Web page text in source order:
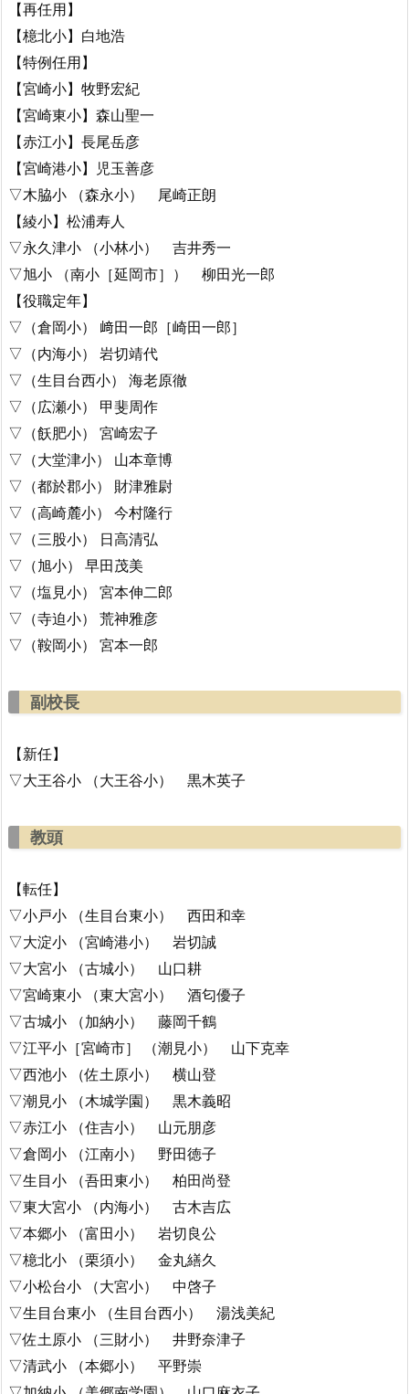
【再任用】
【檍北小】白地浩
【特例任用】
【宮崎小】牧野宏紀
【宮崎東小】森山聖一
【赤江小】長尾岳彦
【宮崎港小】児玉善彦
▽木脇小 （森永小） 尾崎正朗
【綾小】松浦寿人
▽永久津小 （小林小） 吉井秀一
▽旭小 （南小［延岡市］） 柳田光一郎
【役職定年】
▽（倉岡小） 﨑田一郎［崎田一郎］
▽（内海小） 岩切靖代
▽（生目台西小） 海老原徹
▽（広瀬小） 甲斐周作
▽（飫肥小） 宮崎宏子
▽（大堂津小） 山本章博
▽（都於郡小） 財津雅尉
▽（高崎麓小） 今村隆行
▽（三股小） 日高清弘
▽（旭小） 早田茂美
▽（塩見小） 宮本伸二郎
▽（寺迫小） 荒神雅彦
▽（鞍岡小） 宮本一郎
副校長
【新任】
▽大王谷小 （大王谷小） 黒木英子
教頭
【転任】
▽小戸小 （生目台東小） 西田和幸
▽大淀小 （宮崎港小） 岩切誠
▽大宮小 （古城小） 山口耕
▽宮崎東小 （東大宮小） 酒匂優子
▽古城小 （加納小） 藤岡千鶴
▽江平小［宮崎市］ （潮見小） 山下克幸
▽西池小 （佐土原小） 横山登
▽潮見小 （木城学園） 黒木義昭
▽赤江小 （住吉小） 山元朋彦
▽倉岡小 （江南小） 野田徳子
▽生目小 （吾田東小） 柏田尚登
▽東大宮小 （内海小） 古木吉広
▽本郷小 （富田小） 岩切良公
▽檍北小 （栗須小） 金丸繕久
▽小松台小 （大宮小） 中啓子
▽生目台東小 （生目台西小） 湯浅美紀
▽佐土原小 （三財小） 井野奈津子
▽清武小 （本郷小） 平野崇